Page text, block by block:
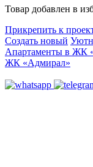
Товар добавлен в
Прикрепить к
Создать новый
Апартаменты в ЖК
ЖК «Адмирал»